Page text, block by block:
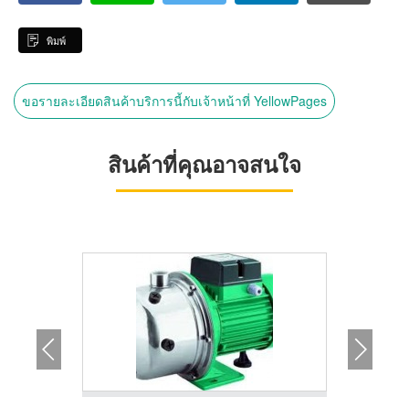
พิมพ์
ขอรายละเอียดสินค้าบริการนี้กับเจ้าหน้าที่ YellowPages
สินค้าที่คุณอาจสนใจ